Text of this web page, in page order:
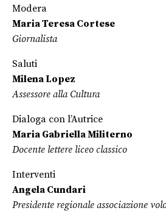
Modera
Maria Teresa Cortese
Giornalista
Saluti
Milena Lopez
Assessore alla Cultura
Dialoga con l’Autrice
Maria GabriellaMiliterno
Docente lettere liceo classico
Interventi
Angela Cundari
Presidente regionale associazione